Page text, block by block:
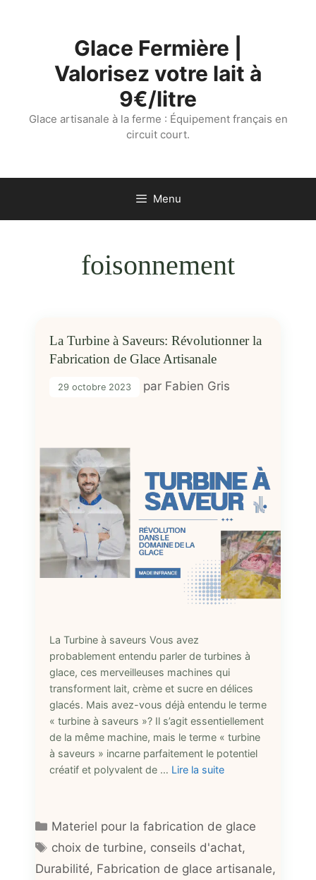
Glace Fermière |
Valorisez votre lait à
9€/litre
Glace artisanale à la ferme : Équipement français en
circuit court.
Menu
foisonnement
La Turbine à Saveurs: Révolutionner la
Fabrication de Glace Artisanale
29 octobre 2023 par Fabien Gris
La Turbine à saveurs Vous avez
probablement entendu parler de turbines à
glace, ces merveilleuses machines qui
transforment lait, crème et sucre en délices
glacés. Mais avez-vous déjà entendu le terme
« turbine à saveurs »? Il s’agit essentiellement
de la même machine, mais le terme « turbine
à saveurs » incarne parfaitement le potentiel
créatif et polyvalent de … Lire la suite
Catégories
Materiel pour la fabrication de glace
Étiquettes
choix de turbine, conseils d'achat,
Durabilité, Fabrication de glace artisanale,